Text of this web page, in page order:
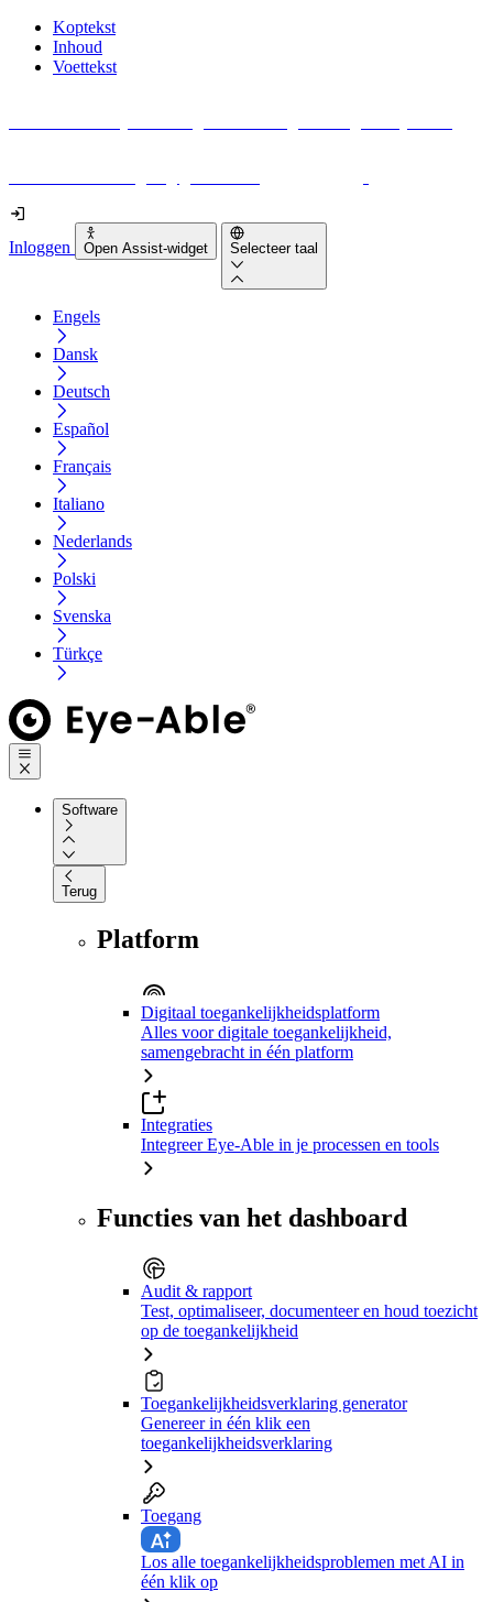
Koptekst
Inhoud
Voettekst
Inloggen Open Assist-widget Selecteer taal
Engels
Dansk
Deutsch
Español
Français
Italiano
Nederlands
Polski
Svenska
Türkçe
Software
Terug
Platform
Digitaal toegankelijkheidsplatform
Alles voor digitale toegankelijkheid,
samengebracht in één platform
Integraties
Integreer Eye-Able in je processen en tools
Functies van het dashboard
Audit & rapport
Test, optimaliseer, documenteer en houd toezicht
op de toegankelijkheid
Toegankelijkheidsverklaring generator
Genereer in één klik een
toegankelijkheidsverklaring
Toegang
Los alle toegankelijkheidsproblemen met AI in
één klik op